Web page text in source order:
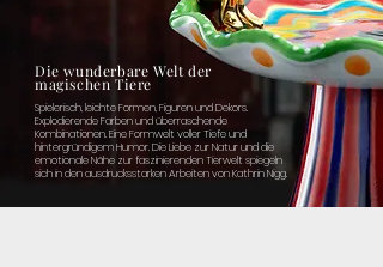
Die wunderbare Welt der
magischen Tiere
Spielerisch, leichte Formen, Figuren und Dekors.
Explodierende Farben und überraschende
Kombinationen. Eine Formwelt voller Tiefe und
hintergründigem Humor. Die Liebe zur Natur und die
emotionale Nähe zur faszinierenden Tierwelt spiegeln
sich in den ausdrucksstarken Arbeiten von Kathrin Nigg.